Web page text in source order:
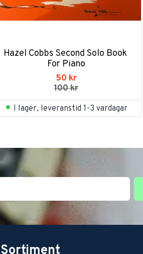
Hazel Cobb´s Second Solo Book
For Piano
50 kr
100kr
I lager, leveranstid 1-3 vardagar
Sortiment